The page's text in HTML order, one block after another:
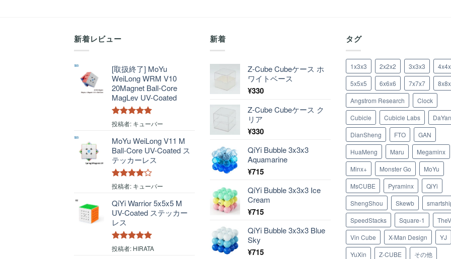
新着レビュー
[取扱終了] MoYu
WeiLong WRM V10
20Magnet Ball-Core
MagLev UV-Coated
5段階中 5 の
投稿者: キューバー
MoYu WeiLong V11 M
Ball-Core UV-Coated ス
テッカーレス
5段階中 4
投稿者: キューバー
QiYi Warrior 5x5x5 M
UV-Coated ステッカー
レス
5段階中5の
投稿者: HIRATA
新着
Z-Cube Cubeケース ホ
ワイトベース
¥330
Z-Cube Cubeケース ク
リア
¥330
QiYi Bubble 3x3x3
Aquamarine
¥715
QiYi Bubble 3x3x3 Ice
Cream
¥715
QiYi Bubble 3x3x3 Blue
Sky
¥715
タグ
1x3x3 2x2x2 3x3x3
5x5x5
6x6x6 7x7x7
Angstrom Research
Clock
Cubicle
Cubicle Labs
DaYan
DianSheng
FTO
GAN
HuaMeng
Maru
Megaminx
Minx+
Monster Go
MoYu
MsCUBE
Pyraminx
QiYi
ShengShou
Skewb
SpeedStacks
Square-1
Vin Cube
X-Man Design
YJ
YuXin
Z-CUBE
その他